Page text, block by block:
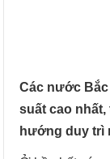
Các nước
suất cao
hướng duy trì